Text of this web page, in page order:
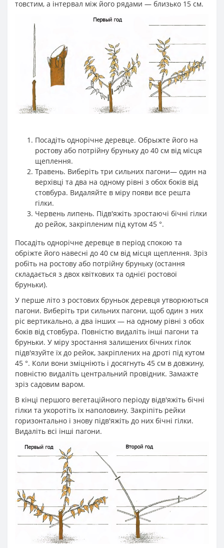
товстим, а інтервал між його рядами — близько 15 см.
Посадіть однорічне деревце. Обрыжте його на
ростову або потрійну бруньку до 40 см від місця
щеплення.
Травень. Виберіть три сильних пагони— один на
верхівці та два на одному рівні з обох боків від
стовбура. Видаляйте в міру появи все решта
гілки.
Червень липень. Підв'яжіть зростаючі бічні гілки
до рейок, закріпленим під кутом 45 °.
Посадіть однорічне деревце в період спокою та
обріжте його навесні до 40 см від місця щеплення. Зріз
робіть на ростову або потрійну бруньку (остання
складається з двох квіткових та однієї ростової
бруньки).
У перше літо з ростових бруньок деревця утворюються
пагони. Виберіть три сильних пагони, щоб один з них
ріс вертикально, а два інших — на одному рівні з обох
боків від стовбура. Повністю видаліть інші пагони та
бруньки. У міру зростання залишених бічних гілок
підв'язуйте їх до рейок, закріплених на дроті під кутом
45 °. Коли вони зміцніють і досягнуть 45 см в довжину,
повністю видаліть центральний провідник. Замажте
зріз садовим варом.
В кінці першого вегетаційного періоду відв'яжіть бічні
гілки та укоротіть їх наполовину. Закріпіть рейки
горизонтально і знову підв'яжіть до них бічні гілки.
Видаліть всі інші пагони.